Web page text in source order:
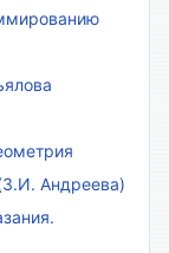
Андреева)